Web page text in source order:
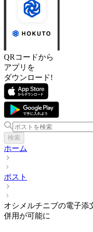
QRコードから
アプリを
ダウンロード!
検索
ホーム
ポスト
オシメルチニブの電子添
併用が可能に